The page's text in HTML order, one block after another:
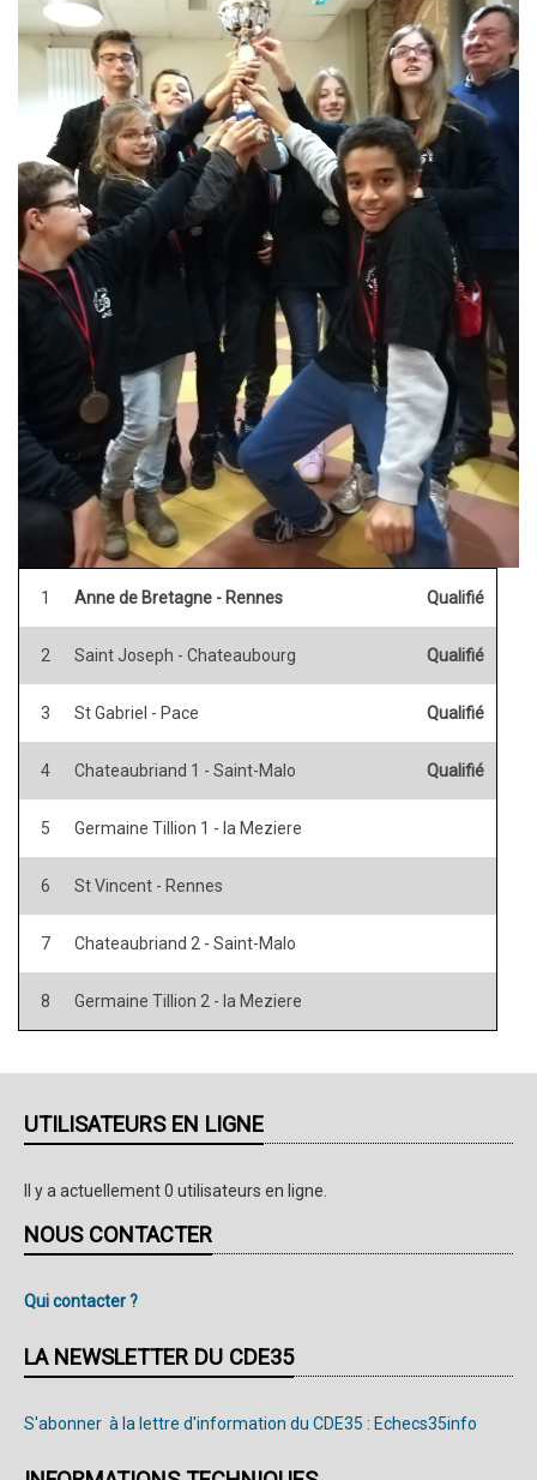
1 Anne de Bretagne - Rennes Qualifié
2 Saint Joseph - Chateaubourg Qualifié
3 St Gabriel - Pace Qualifié
4 Chateaubriand 1 - Saint-Malo Qualifié
5 Germaine Tillion 1 - la Meziere
6 St Vincent - Rennes
7 Chateaubriand 2 - Saint-Malo
8 Germaine Tillion 2 - la Meziere
UTILISATEURS EN LIGNE
Il y a actuellement 0 utilisateurs en ligne.
NOUS CONTACTER
Qui contacter ?
LA NEWSLETTER DU CDE35
S'abonner à la lettre d'information du CDE35 : Echecs35info